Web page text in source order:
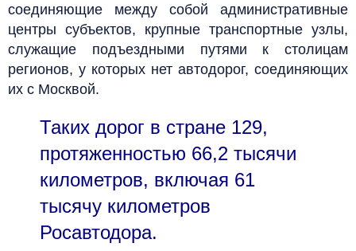
соединяющие между собой административные
центры субъектов, крупные транспортные узлы,
служащие подъездными путями к столицам
регионов, у которых нет автодорог, соединяющих
их с Москвой.
Таких дорог в стране 129,
протяженностью 66,2 тысячи
километров, включая 61
тысячу километров
Росавтодора.